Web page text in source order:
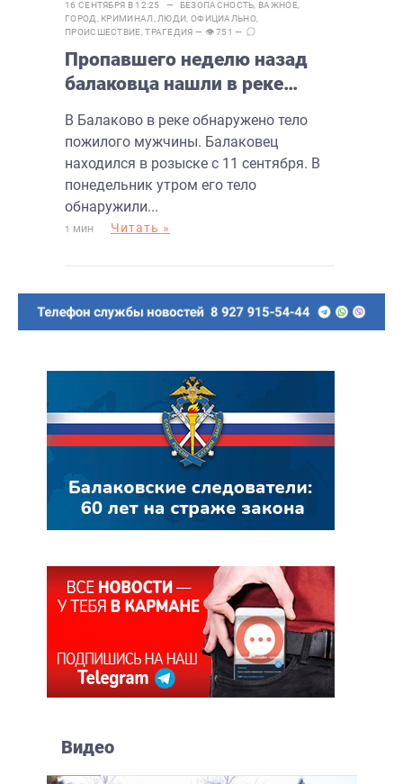
16 СЕНТЯБРЯ В 12:25 — БЕЗОПАСНОСТЬ ВАЖНОЕ,
ГОРОД
КРИМИНАЛ ЛЮДИ ОФИЦИАЛЬНО,
ПРОИСШЕСТВИЕ ,ТРАГЕДИЯ — 👁 751 —
Пропавшего неделю назад
балаковца нашли в реке
В Балаково в реке обнаружено тело
пожилого мужчины. Балаковец
находился в розыске с 11 сентября. В
понедельник утром его тело
обнаружили...
1 МИН Читать »
Видео